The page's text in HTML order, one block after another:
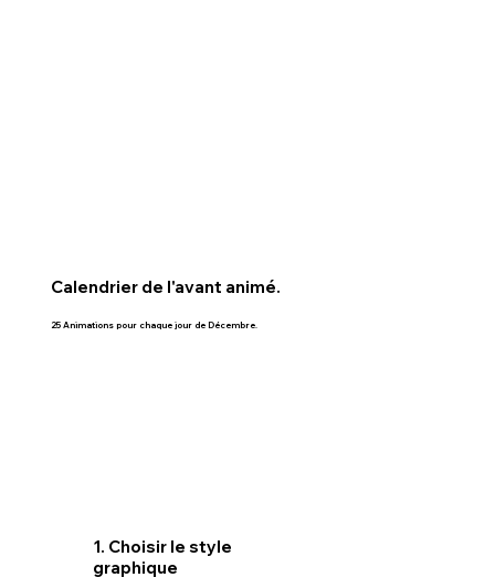
Calendrier de l'avant animé.
25 Animations pour chaque jour de Décembre.
1. Choisir le style
graphique